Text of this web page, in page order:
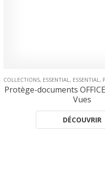
,PROTECTION & PRÉSENTATION
COLLECTIONS, ESSENTIAL , ESSENTIAL ,
Protège-documents
Vues
DÉCOUVRIR